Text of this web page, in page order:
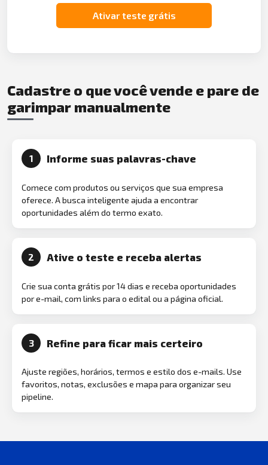
Ativar teste grátis
Cadastre o que você vende e pare de
garimpar manualmente
1 Informe suas palavras-chave
Comece com produtos ou serviços que sua empresa
oferece. A busca inteligente ajuda a encontrar
oportunidades além do termo exato.
2 Ative o teste e receba alertas
Crie sua conta grátis por 14 dias e receba oportunidades
por e-mail, com links para o edital ou a página oficial.
3 Refine para ficar mais certeiro
Ajuste regiões, horários, termos e estilo dos e-mails. Use
favoritos, notas, exclusões e mapa para organizar seu
pipeline.